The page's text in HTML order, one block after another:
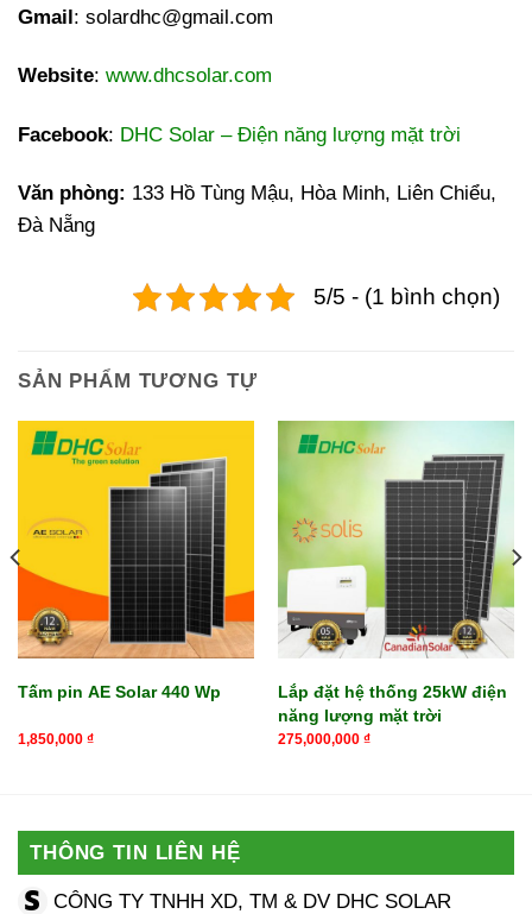
Gmail : solardhc@gmail.com
Website: www.dhcsolar.com
Facebook: DHC Solar – Điện năng lượng mặt trời
Văn phòng: 133 Hồ Tùng Mậu, Hòa Minh, Liên Chiểu,
Đà Nẵng
5/5 - (1 bình chọn)
SẢN PHẨM TƯƠNG TỰ
Tấm pin AE Solar 440 Wp
1,850,000 ₫
Lắp đặt hệ thống 25kW điện
năng lượng mặt trời
275,000,000 ₫
THÔNG TIN LIÊN HỆ
CÔNG TY TNHH XD, TM & DV DHC SOLAR